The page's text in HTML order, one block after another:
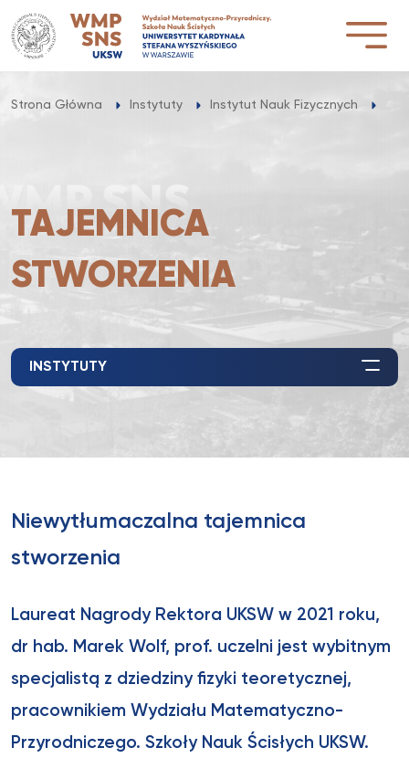
Przejdź
do
treści
Strona Główna Instytuty Instytut Nauk Fizycznych
TAJEMNICA
STWORZENIA
INSTYTUTY
Niewytłumaczalna tajemnica
stworzenia
Laureat Nagrody Rektora UKSW w 2021 roku,
dr hab. Marek Wolf, prof. uczelni jest wybitnym
specjalistą z dziedziny fizyki teoretycznej,
pracownikiem Wydziału Matematyczno-
Przyrodniczego. Szkoły Nauk Ścisłych UKSW.